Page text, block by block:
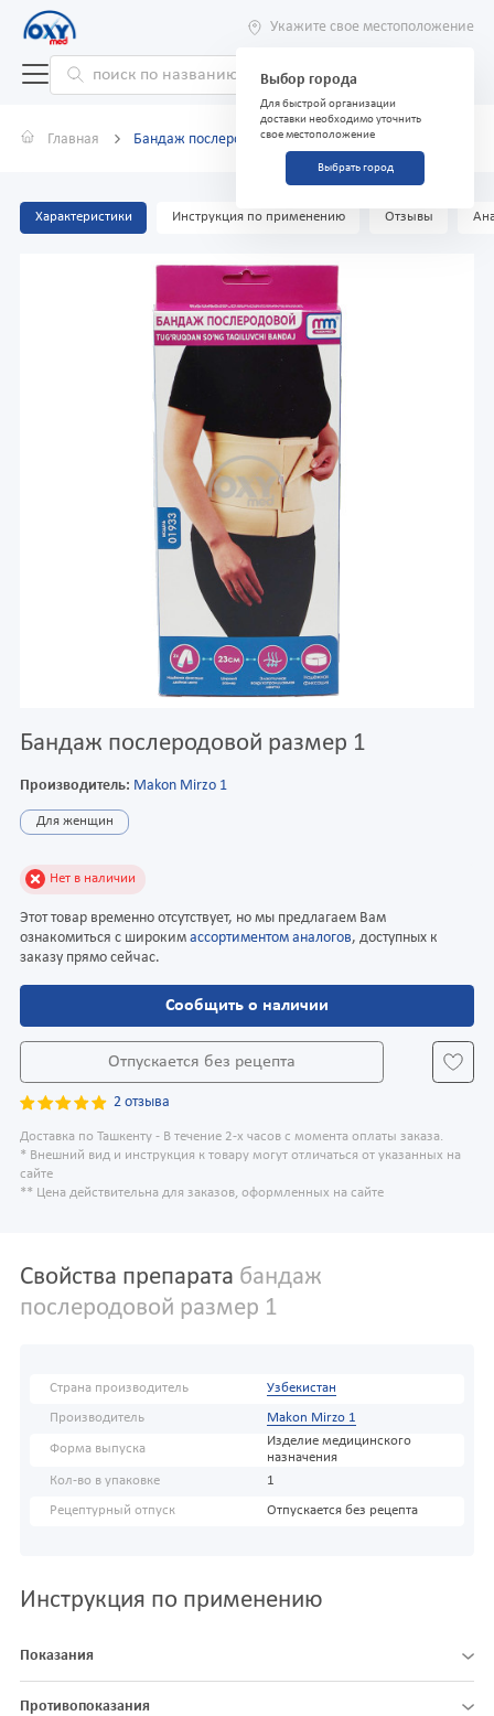
Укажите свое местоположение
Выбор города
Для быстрой организации
доставки необходимо уточнить
свое местоположение
Выбрать город
Главная Бандаж послеродовой размер 1
Характеристики Инструкция по применению Отзывы
Бандаж послеродовой размер 1
Производитель: Makon Mirzo 1
Для женщин
Нет в наличии
Этот товар временно отсутствует, но мы предлагаем Вам
ознакомиться с широким ассортиментом аналогов, доступных к
заказу прямо сейчас.
Сообщить о наличии
Отпускается без рецепта
2 отзыва
Доставка по Ташкенту - В течение 2-х часов с момента оплаты заказа.
* Внешний вид и инструкция к товару могут отличаться от указанных на
сайте
** Цена действительна для заказов, оформленных на сайте
Свойства препарата бандаж
послеродовой размер 1
Страна производитель Узбекистан
Производитель Makon Mirzo 1
Форма выпуска
Изделие медицинского
назначения
Кол-во в упаковке
1
Рецептурный отпуск Отпускается без рецепта
Инструкция по применению
Показания
Противопоказания